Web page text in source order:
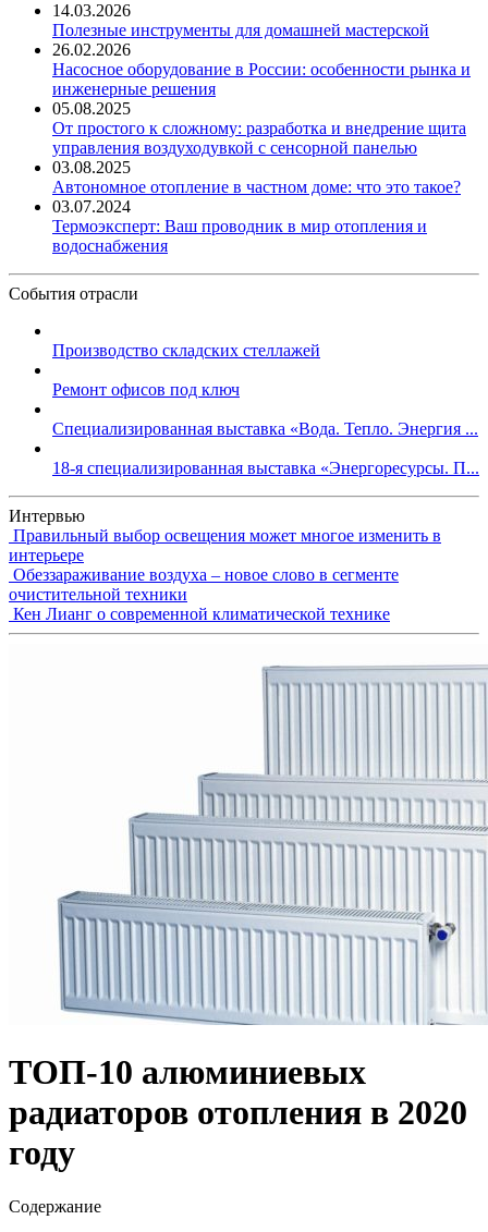
14.03.2026
Полезные инструменты для домашней мастерской
26.02.2026
Насосное оборудование в России: особенности рынка и
инженерные решения
05.08.2025
От простого к сложному: разработка и внедрение щита
управления воздуходувкой с сенсорной панелью
03.08.2025
Автономное отопление в частном доме: что это такое?
03.07.2024
Термоэксперт: Ваш проводник в мир отопления и
водоснабжения
События отрасли
Производство складских стеллажей
Ремонт офисов под ключ
Специализированная выставка «Вода. Тепло. Энергия ...
18-я специализированная выставка «Энергоресурсы. П...
Интервью
Правильный выбор освещения может многое изменить в
интерьере
Обеззараживание воздуха – новое слово в сегменте
очистительной техники
Кен Лианг о современной климатической технике
ТОП-10 алюминиевых
радиаторов отопления в 2020
году
Содержание